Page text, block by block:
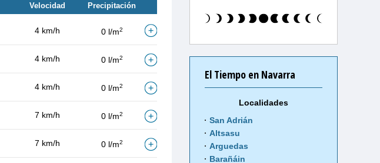
Velocidad Precipitación
4 km/h 0 l/m2
4 km/h 0 l/m2
4 km/h 0 l/m2
7 km/h 0 l/m2
7 km/h 0 l/m2
El Tiempo en Navarra
Localidades
San Adrián
Altsasu
Arguedas
Barañáin